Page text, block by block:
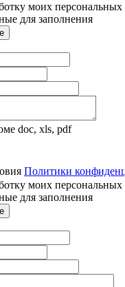
моих
для заполнения
doc, xls, pdf
Политики
моих
для заполнения